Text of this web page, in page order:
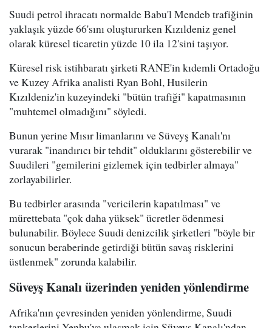
Suudi petrol ihracatı normalde Babu'l Mendeb trafiğinin
yaklaşık yüzde 66'sını oluştururken Kızıldeniz genel
olarak küresel ticaretin yüzde 10 ila 12'sini taşıyor.
Küresel risk istihbaratı şirketi RANE'in kıdemli Ortadoğu
ve Kuzey Afrika analisti Ryan Bohl, Husilerin
Kızıldeniz'in kuzeyindeki "bütün trafiği" kapatmasının
"muhtemel olmadığını" söyledi.
Bunun yerine Mısır limanlarını ve Süveyş Kanalı'nı
vurarak "inandırıcı bir tehdit" olduklarını gösterebilir ve
Suudileri "gemilerini gizlemek için tedbirler almaya"
zorlayabilirler.
Bu tedbirler arasında "vericilerin kapatılması" ve
mürettebata "çok daha yüksek" ücretler ödenmesi
bulunabilir. Böylece Suudi denizcilik şirketleri "böyle bir
sonucun beraberinde getirdiği bütün savaş risklerini
üstlenmek" zorunda kalabilir.
Süveyş Kanalı üzerinden yeniden yönlendirme
Afrika'nın çevresinden yeniden yönlendirme, Suudi